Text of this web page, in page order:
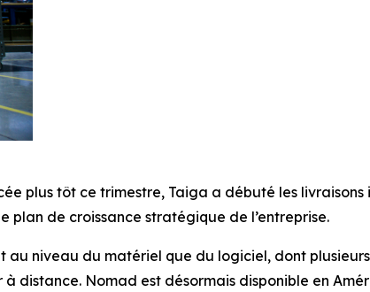
plus tôt ce trimestre, Taiga a débuté les
de croissance stratégique de l’entreprise.
niveau du matériel que du logiciel, dont
distance. Nomad est désormais disponible en